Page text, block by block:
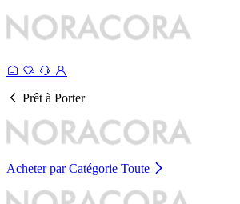
Prêt à Porter
Acheter par Catégorie Toute